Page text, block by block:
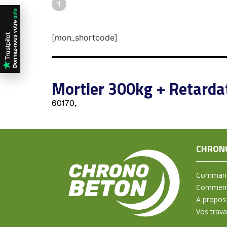
1
[mon_shortcode]
Mortier 300kg +
60170,
A propos
Vos